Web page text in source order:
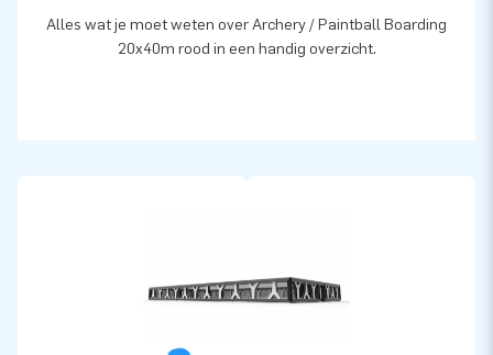
Alles wat je moet weten over Archery / Paintball Boarding
20x40m rood in een handig overzicht.